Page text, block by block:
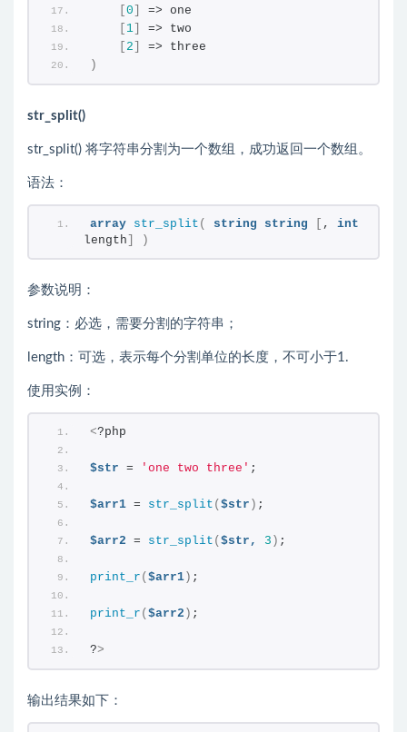
0
=> one
1
=> two
2
=> three
)
str_split()
str_split() 将字符串分割为一个数组，成功返回一个数组。
语法：
array str_split ( string string , int
length
)
参数说明：
string：必选，需要分割的字符串；
length：可选，表示每个分割单位的长度，不可小于1.
使用实例：
<?php
$str = 'one two three' ;
$arr1 = str_split ( $str ) ;
$arr2 = str_split ( $str, 3 ) ;
print_r ( $arr1 ) ;
print_r ( $arr2 ) ;
?>
输出结果如下：